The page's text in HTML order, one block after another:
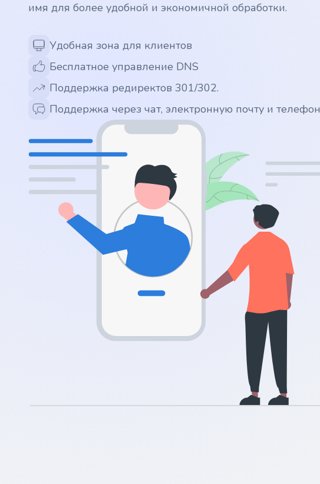
.zone
.co
.no
.site
.cloud
.bz
имя для более удобной и экономичной обработки.
Удобная зона для клиентов
Бесплатное управление DNS
Поддержка редиректов 301/302.
Поддержка через чат, электронную почту и телефон